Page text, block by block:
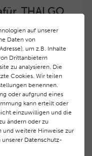
THALGO
Markenimage
Priorität.
wir ein
eine
Serviceleistung
selektives
COSMETICPartner
unterstützt,
gleichbleibend hohe
Produkt- und
auf unserer
Daten von
um z.B. Inhalte
Drittanbietern
zu analysieren. Die
Cookies. Wir teilen
benennen.
oder aufgrund eines
kann erteilt oder
einzuwilligen und die
ändern oder zu
und weitere Hinweise zur
unserer Daten­schutz­